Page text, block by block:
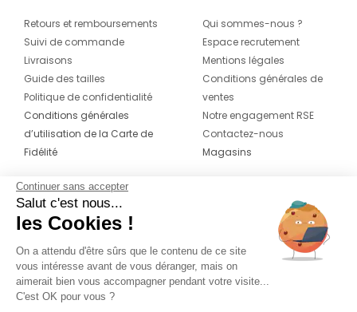
Retours et remboursements
Suivi de commande
Livraisons
Guide des tailles
Politique de confidentialité
Conditions générales
d’utilisation de la Carte de
Fidélité
Qui sommes-nous ?
Espace recrutement
Mentions légales
Conditions générales de
ventes
Notre engagement RSE
Contactez-nous
Magasins
CONTACT
04 42 20 78 42
Du lundi au jeudi de 8h30 à 16h30 & le
vendredi de 8h30 à 15h30
Continuer sans accepter
Salut c'est nous...
les Cookies !
On a attendu d'être sûrs que le contenu de ce site
vous intéresse avant de vous déranger, mais on
aimerait bien vous accompagner pendant votre visite...
C'est OK pour vous ?